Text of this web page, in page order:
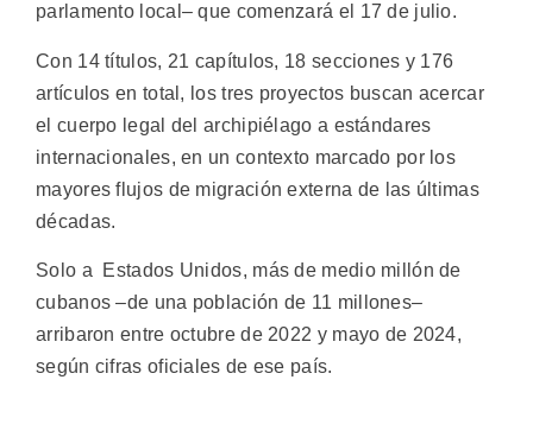
parlamento local– que comenzará el 17 de julio.
Con 14 títulos, 21 capítulos, 18 secciones y 176
artículos en total, los tres proyectos buscan acercar
el cuerpo legal del archipiélago a estándares
internacionales, en un contexto marcado por los
mayores flujos de migración externa de las últimas
décadas.
Solo a Estados Unidos, más de medio millón de
cubanos –de una población de 11 millones–
arribaron entre octubre de 2022 y mayo de 2024,
según cifras oficiales de ese país.